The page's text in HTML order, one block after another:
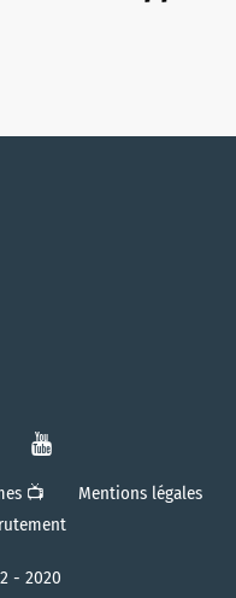
📺
Mentions légales
- 2020